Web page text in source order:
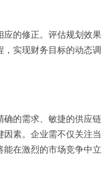
的修正。评估规划效果
实现财务目标的动态调
的需求、敏捷的供应链
素。企业需不仅关注当
在激烈的市场竞争中立